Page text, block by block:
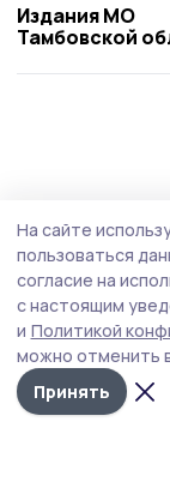
Издания МО
Тамбовской
На сайте
пользоваться
согласие на
с настоящим
и Политикой
можно отменить
Принять